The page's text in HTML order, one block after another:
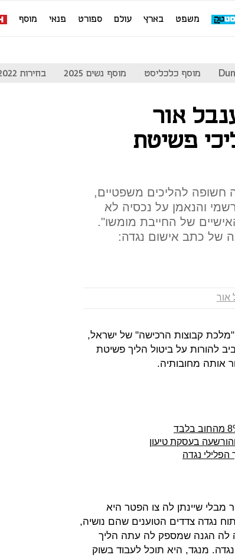
משפט בארץ עולם ספורט פנאי מוסף
מוסף כלכליסט מוסף נשים 2025 בחירות 2022
אור
פשיטת
חשופה להליכים משפטיים,
והנאמן על נכסיה לא
של החייבת מומשו".
של כתב אישום נגדה:
אור
"מלכת קבוצות הרכישה" של ישראל,
להורות על ביטול הליך פשיטת
אותה מחובותיה.
בעסקת טיעון
נגדה
מבלי שיינתן לה צו הפטר היא
נגדה צדדים הטוענים שהם נושיה,
לה הגנה שמספק לה עתה הליך
מנגד, היא תוכל לעבוד בשוק